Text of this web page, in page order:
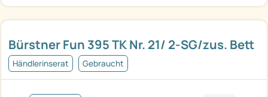
Bürstner Fun 395 TK Nr. 21/ 2-SG/zus. Bett
Händlerinserat Gebraucht